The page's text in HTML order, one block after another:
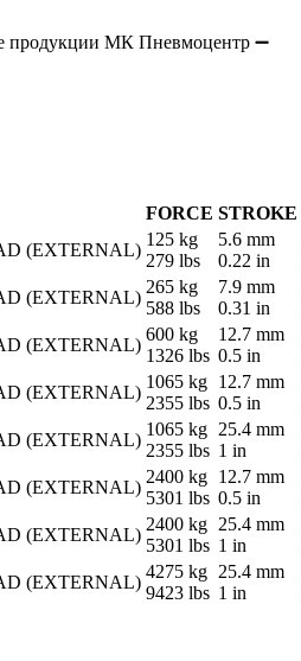
FORCE STROKE
(EXTERNAL)
125 kg
279 lbs
5.6 mm
0.22 in
(EXTERNAL)
265 kg
588 lbs
7.9 mm
0.31 in
(EXTERNAL)
600 kg
1326 lbs
12.7 mm
0.5 in
(EXTERNAL)
1065 kg
2355 lbs
12.7 mm
0.5 in
(EXTERNAL)
1065 kg
2355 lbs
25.4 mm
1 in
(EXTERNAL)
2400 kg
5301 lbs
12.7 mm
0.5 in
(EXTERNAL)
2400 kg
5301 lbs
25.4 mm
1 in
(EXTERNAL)
4275 kg
9423 lbs
25.4 mm
1 in